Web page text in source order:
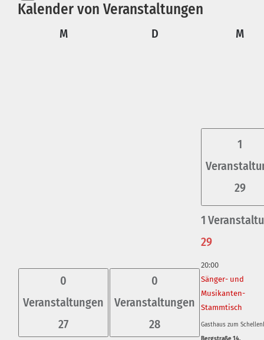
Kalender von Veranstaltungen
MMontag DDienstag M
0
Veranstaltungen
27
0
Veranstaltungen
28
1
29
1
29
20:00
Sänger- und
Musikanten-
Stammtisch
Gasthaus zum